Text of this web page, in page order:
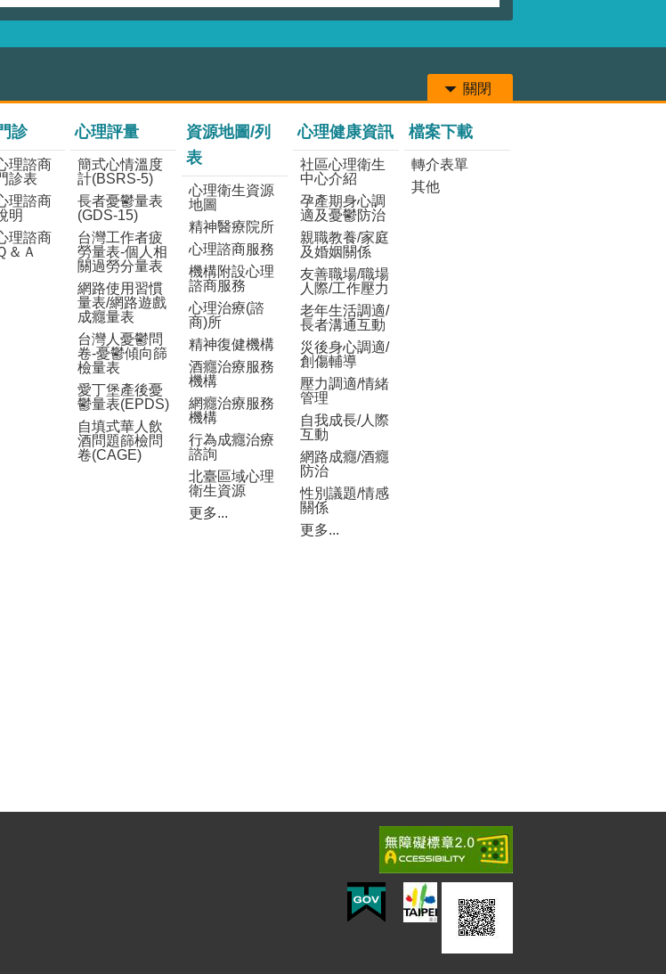
關閉
診
理諮商
診表
理諮商
明
理諮商
＆Ａ
心理評量
簡式心情溫度
計(BSRS-5)
長者憂鬱量表
(GDS-15)
台灣工作者疲
勞量表-個人相
關過勞分量表
網路使用習慣
量表/網路遊戲
成癮量表
台灣人憂鬱問
卷-憂鬱傾向篩
檢量表
愛丁堡產後憂
鬱量表(EPDS)
自填式華人飲
酒問題篩檢問
卷(CAGE)
資源地圖/列
表
心理衛生資源
地圖
精神醫療院所
心理諮商服務
機構附設心理
諮商服務
心理治療(諮
商)所
精神復健機構
酒癮治療服務
機構
網癮治療服務
機構
行為成癮治療
諮詢
北臺區域心理
衛生資源
更多...
心理健康資訊
社區心理衛生
中心介紹
孕產期身心調
適及憂鬱防治
親職教養/家庭
及婚姻關係
友善職場/職場
人際/工作壓力
老年生活調適/
長者溝通互動
災後身心調適/
創傷輔導
壓力調適/情緒
管理
自我成長/人際
互動
網路成癮/酒癮
防治
性別議題/情感
關係
更多...
檔案下載
轉介表單
其他